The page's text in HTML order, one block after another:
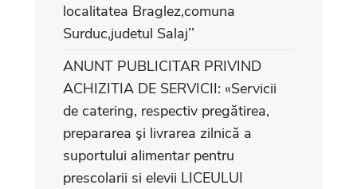
localitatea Braglez,comuna
Surduc,judetul Salaj’’
ANUNT PUBLICITAR PRIVIND
ACHIZITIA DE SERVICII: «Servicii
de catering, respectiv pregătirea,
prepararea şi livrarea zilnică a
suportului alimentar pentru
prescolarii si elevii LICEULUI